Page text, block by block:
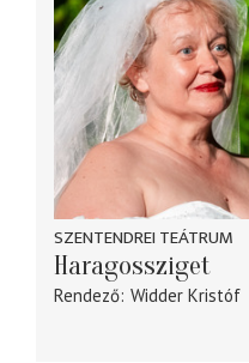
SZENTENDREI TEÁTRUM
Haragossziget
Rendező Widder Kristóf